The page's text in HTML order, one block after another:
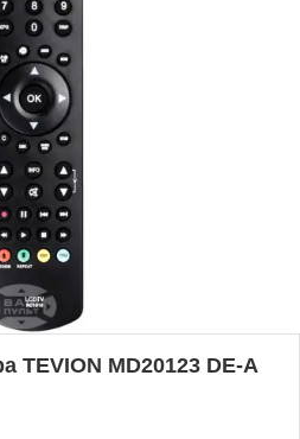
TEVION MD20123 DE-A